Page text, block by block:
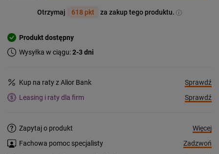
Otrzymaj 618 pkt za zakup tego produktu.
Produkt dostępny
Wysyłka w ciągu:2-3 dni
Kup na raty z Alior Bank
Sprawdź
Leasing i raty dla firm
Sprawdź
Zapytaj o produkt
Więcej
Fachowa pomoc specjalisty
Zadzwoń